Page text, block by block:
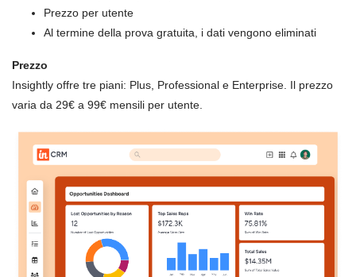
Prezzo per utente
Al termine della prova gratuita, i dati vengono eliminati
Prezzo
Insightly offre tre piani: Plus, Professional e Enterprise. Il prezzo
varia da 29€ a 99€ mensili per utente.